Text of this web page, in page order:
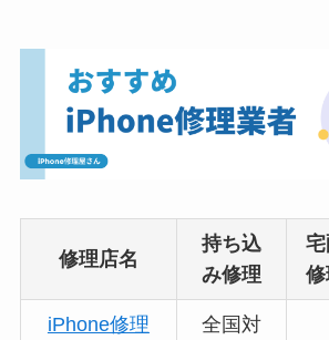
修理店名
持ち込
み修理
iPhone修理
全国対